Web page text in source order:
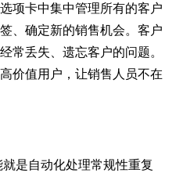
项卡中集中管理所有的客户
、确定新的销售机会。客户
常丢失、遗忘客户的问题。
价值用户，让销售人员不在
是自动化处理常规性重复